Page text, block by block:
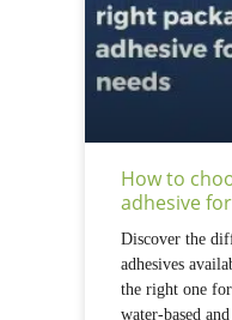
How to
adhesive
Discover the
adhesives
the right one
water-based